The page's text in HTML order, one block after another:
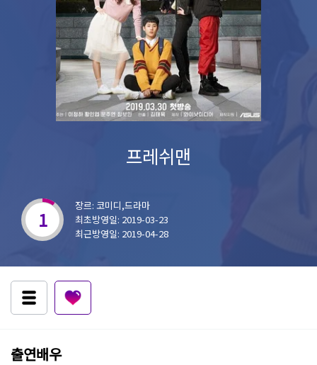
프레쉬맨
1
장르: 코미디,드라마
최초방영일: 2019-03-23
최근방영일: 2019-04-28
출연배우